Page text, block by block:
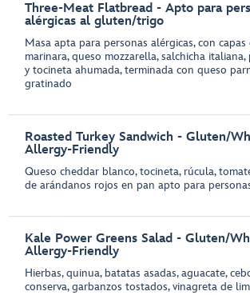
Three-Meat Flatbread - Apto para
alérgicas al gluten/trigo
Masa apta para personas alérgicas, con capas
marinara, queso mozzarella, salchicha
y tocineta ahumada, terminada con queso
gratinado
Roasted Turkey Sandwich - Gluten/
Allergy-Friendly
Queso cheddar blanco, tocineta, rúcula,
de arándanos rojos en pan apto para
Kale Power Greens Salad - Gluten/
Allergy-Friendly
Hierbas, quinua, batatas asadas, aguacate,
conserva, garbanzos tostados, vinagreta de